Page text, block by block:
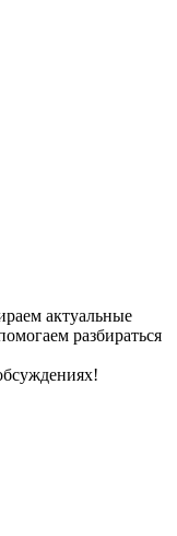
актуальные
разбираться